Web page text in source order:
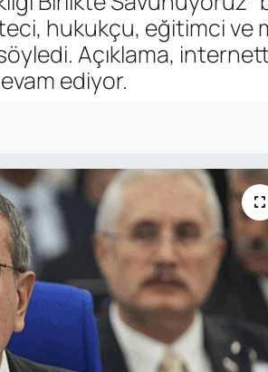
hukukçu, eğitimci ve
söyledi. Açıklama,
ediyor.